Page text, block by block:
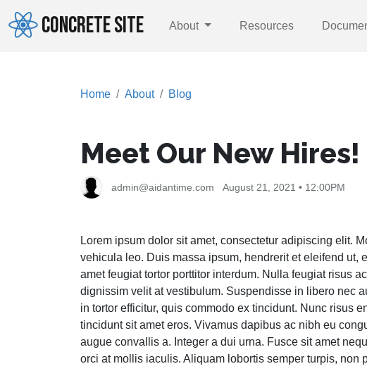
CONCRETE SITE About Resources
Home About Blog
Meet Our New Hires!
admin@aidantime.com August 21, 2021 • 12:00PM
Lorem ipsum dolor sit amet, consectetur adipiscing elit.
vehicula leo. Duis massa ipsum, hendrerit et eleifend ut,
amet feugiat tortor porttitor interdum. Nulla feugiat risus
dignissim velit at vestibulum. Suspendisse in libero nec
in tortor efficitur, quis commodo ex tincidunt. Nunc risus
tincidunt sit amet eros. Vivamus dapibus ac nibh eu
augue convallis a. Integer a dui urna. Fusce sit amet
orci at mollis iaculis. Aliquam lobortis semper turpis, non